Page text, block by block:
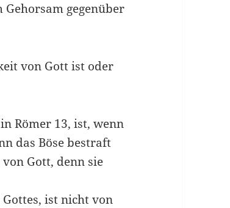
gegenüber
von Gott ist oder
Römer 13, ist, wenn
das Böse bestraft
Gott, denn sie
ist nicht von